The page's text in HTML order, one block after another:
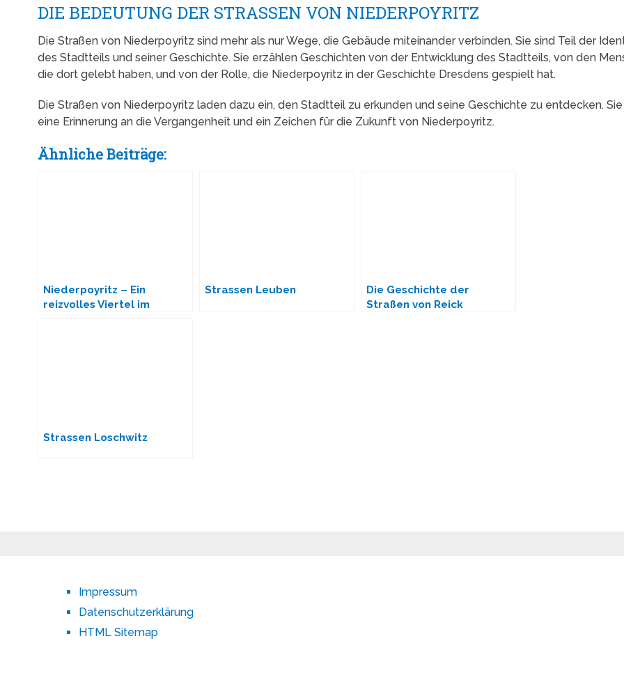
DIE BEDEUTUNG DER STRASSEN VON NIEDERPOYRITZ
Die Straßen von Niederpoyritz sind mehr als nur Wege, die Gebäude miteinander verbinden. Sie sind Teil der
des Stadtteils und seiner Geschichte. Sie erzählen Geschichten von der Entwicklung des Stadtteils, von den
die dort gelebt haben, und von der Rolle, die Niederpoyritz in der Geschichte Dresdens gespielt hat.
Die Straßen von Niederpoyritz laden dazu ein, den Stadtteil zu erkunden und seine Geschichte zu entdecken.
eine Erinnerung an die Vergangenheit und ein Zeichen für die Zukunft von Niederpoyritz.
Ähnliche Beiträge:
Niederpoyritz – Ein
reizvolles Viertel im
Strassen Leuben
Die Geschichte der
Straßen von Reick
Strassen Loschwitz
Impressum
Datenschutzerklärung
HTML Sitemap